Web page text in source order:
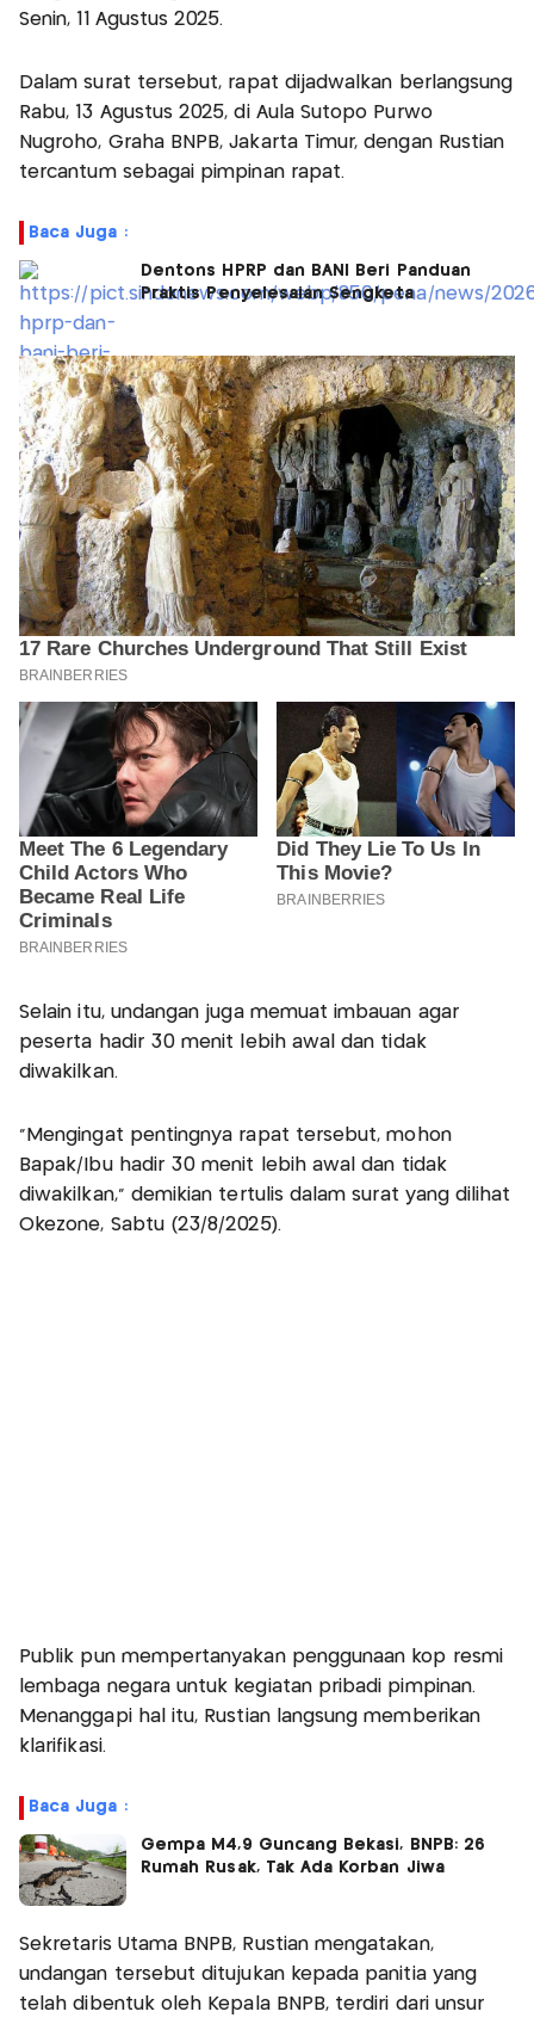
Senin, 11 Agustus 2025.
Dalam surat tersebut, rapat dijadwalkan berlangsung
Rabu, 13 Agustus 2025, di Aula Sutopo Purwo
Nugroho, Graha BNPB, Jakarta Timur, dengan Rustian
tercantum sebagai pimpinan rapat.
Baca Juga :
Dentons HPRP dan BANI Beri Panduan
Praktis Penyelesaian Sengketa
Selain itu, undangan juga memuat imbauan agar
peserta hadir 30 menit lebih awal dan tidak
diwakilkan.
"Mengingat pentingnya rapat tersebut, mohon
Bapak/Ibu hadir 30 menit lebih awal dan tidak
diwakilkan," demikian tertulis dalam surat yang dilihat
Okezone, Sabtu (23/8/2025).
Publik pun mempertanyakan penggunaan kop resmi
lembaga negara untuk kegiatan pribadi pimpinan.
Menanggapi hal itu, Rustian langsung memberikan
klarifikasi.
Baca Juga :
Gempa M4,9 Guncang Bekasi, BNPB: 26
Rumah Rusak, Tak Ada Korban Jiwa
Sekretaris Utama BNPB, Rustian mengatakan,
undangan tersebut ditujukan kepada panitia yang
telah dibentuk oleh Kepala BNPB, terdiri dari unsur